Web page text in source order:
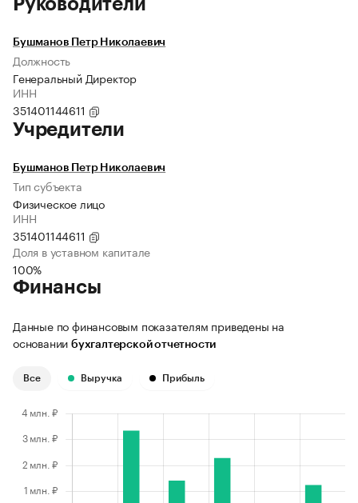
Руководители
Бушманов Петр Николаевич
Должность
Генеральный Директор
ИНН
351401144611
Учредители
Бушманов Петр Николаевич
Тип субъекта
Физическое лицо
ИНН
351401144611
Доля в уставном капитале
100%
Финансы
Данные по финансовым показателям приведены на
основании бухгалтерской отчетности
Все Выручка Прибыль